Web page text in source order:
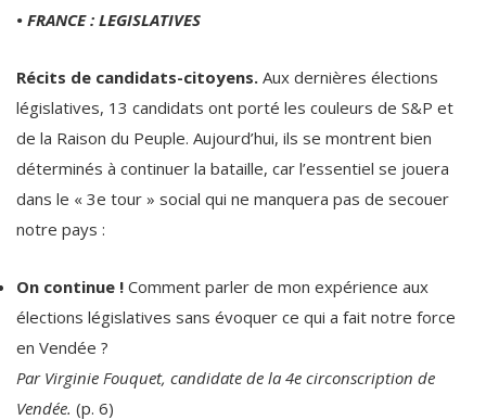
• FRANCE : LEGISLATIVES
Récits de candidats-citoyens. Aux dernières élections
législatives, 13 candidats ont porté les couleurs de S&P et
de la Raison du Peuple. Aujourd’hui, ils se montrent bien
déterminés à continuer la bataille, car l’essentiel se jouera
dans le « 3e tour » social qui ne manquera pas de secouer
notre pays :
On continue ! Comment parler de mon expérience aux
élections législatives sans évoquer ce qui a fait notre force
en Vendée ?
Par Virginie Fouquet, candidate de la 4e circonscription de
Vendée. (p. 6)